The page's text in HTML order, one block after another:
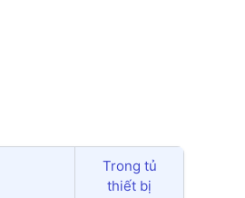
Trong tủ
thiết bị